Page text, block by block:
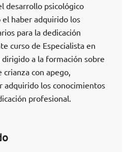
desarrollo psicológico
haber adquirido los
para la dedicación
curso de Especialista en
dirigido a la formación sobre
con apego,
adquirido los conocimientos
profesional.